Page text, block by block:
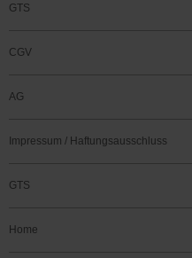
GTS
CGV
AG
Impressum / Haftungsausschluss
GTS
Home